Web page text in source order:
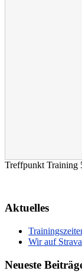
Treffpunkt Training
Aktuelles
Wir auf Strava
Neueste